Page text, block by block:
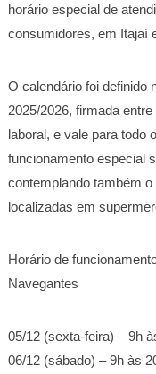
horário especial de
consumidores, em Itajaí
O calendário foi definido
2025/2026, firmada
laboral, e vale para todo
funcionamento especial
contemplando também
localizadas em
Horário de
Navegantes
05/12 (sexta-feira) – 9h
06/12 (sábado) – 9h às